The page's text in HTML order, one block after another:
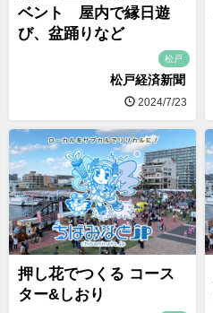
ベント 屋内で縁日遊
び、盆踊りなど
松戸
松戸経済新聞
2024/7/23
押し花でつくる コース
ター&しおり